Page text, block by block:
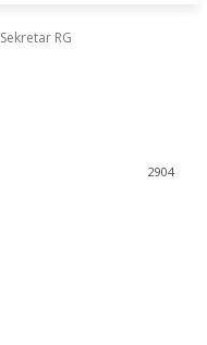
Sekretar RG
2904